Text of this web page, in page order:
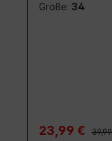
Größe: 34
23,99 €